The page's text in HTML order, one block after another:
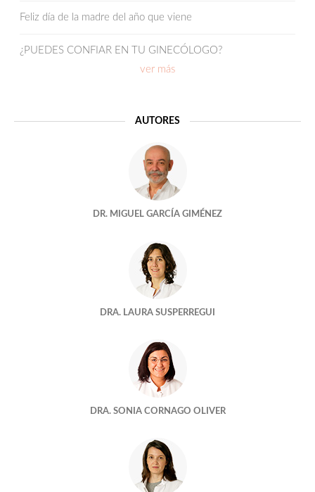
Feliz día de la madre del año que viene
¿PUEDES CONFIAR EN TU GINECÓLOGO?
La seguridad en los laboratorios de reproducción asistida
Y A ELLOS, ¿TAMBIÉN “SE LES PASA EL ARROZ”?
Cuando Juno conoció a Izumo
Demasiado tarde para ser madre
Una bloguera en reproducción
ADOPTAR UN EMBRION
ESTABA TODO AHÍ Y NO NOS HABÍAMOS ENTERADO
¿No nos embarazamos porque estamos estresados?
LLÉNEME EL BOTE, POR FAVOR
¿Quien cuida mejor de mis embriones?
HAY DÍAS QUE MERECEN LA PENA
ver más
AUTORES
DR. MIGUEL GARCÍA GIMÉNEZ
DRA. LAURA SUSPERREGUI
DRA. SONIA CORNAGO OLIVER